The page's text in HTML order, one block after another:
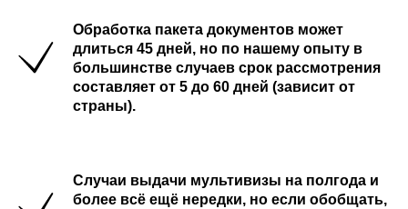
Обработка пакета документов может
длиться 45 дней, но по нашему опыту в
большинстве случаев срок рассмотрения
составляет от 5 до 60 дней (зависит от
страны).
Случаи выдачи мультивизы на полгода и
более всё ещё нередки, но если обобщать,